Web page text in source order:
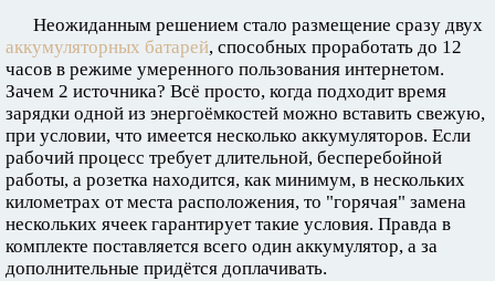
Неожиданным решением стало размещение сразу двух
аккумуляторных батарей, способных проработать до 12
часов в режиме умеренного пользования интернетом.
Зачем 2 источника? Всё просто, когда подходит время
зарядки одной из энергоёмкостей можно вставить свежую,
при условии, что имеется несколько аккумуляторов. Если
рабочий процесс требует длительной, бесперебойной
работы, а розетка находится, как минимум, в нескольких
километрах от места расположения, то "горячая" замена
нескольких ячеек гарантирует такие условия. Правда в
комплекте поставляется всего один аккумулятор, а за
дополнительные придётся доплачивать.